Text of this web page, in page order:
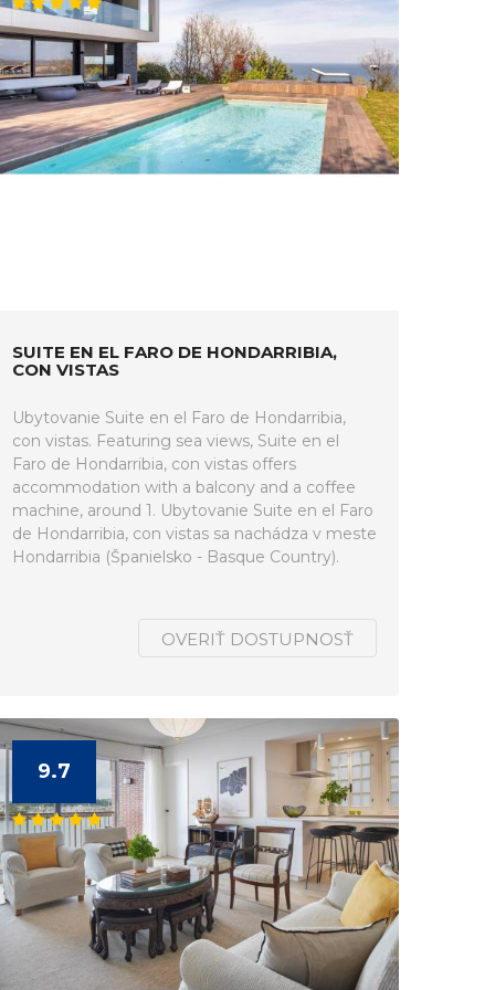
SUITE EN EL FARO DE HONDARRIBIA,
CON VISTAS
Ubytovanie Suite en el Faro de Hondarribia,
con vistas. Featuring sea views, Suite en el
Faro de Hondarribia, con vistas offers
accommodation with a balcony and a coffee
machine, around 1. Ubytovanie Suite en el Faro
de Hondarribia, con vistas sa nachádza v meste
Hondarribia (Španielsko - Basque Country).
OVERIŤ DOSTUPNOSŤ
9.7